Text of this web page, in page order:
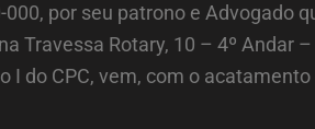
por seu patrono e
Travessa Rotary, 10 – 4º
I do CPC, vem, com o